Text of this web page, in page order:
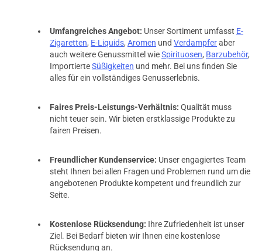
Umfangreiches Angebot: Unser Sortiment umfasst E-
Zigaretten, E-Liquids, Aromen und Verdampferaber
auch weitere Genussmittel wieSpirituosen, Barzubehör,
ImportierteSüßigkeiten und mehr. Bei uns finden Sie
alles für ein vollständiges Genusserlebnis.
Faires Preis-Leistungs-Verhältnis: Qualität muss
nicht teuer sein. Wir bieten erstklassige Produkte zu
fairen Preisen.
Freundlicher Kundenservice: Unser engagiertes Team
steht Ihnen bei allen Fragen und Problemen rund um die
angebotenen Produkte kompetent und freundlich zur
Seite.
Kostenlose Rücksendung: Ihre Zufriedenheit ist unser
Ziel. Bei Bedarf bieten wir Ihnen eine kostenlose
Rücksendung an.